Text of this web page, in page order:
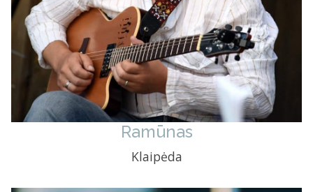
Ramūnas
Klaipėda